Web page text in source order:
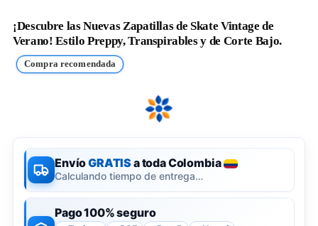
¡Descubre las Nuevas Zapatillas de Skate Vintage de
Verano! Estilo Preppy, Transpirables y de Corte Bajo.
Compra recomendada
EnvíoGRATISa toda Colombia
Calculando tiempo de entrega…
Pago 100% seguro